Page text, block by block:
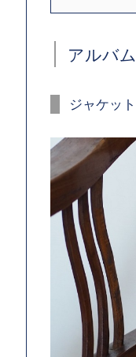
アルバム
ジャケット